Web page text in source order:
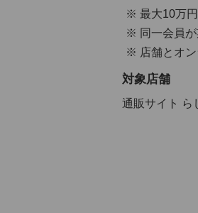
最大10万
同一会員
店舗とオ
対象店舗
通販サイト ら